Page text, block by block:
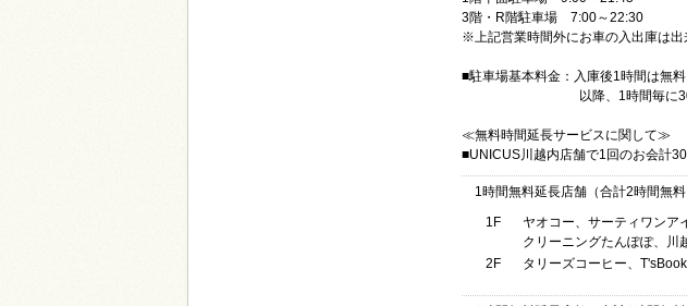
3階・R階駐車場 7:00～22:30
※上記営業時間外にお車の入出庫は出
■駐車場基本料金：入庫後1時間は無料
以降、1時間毎に300円の
≪無料時間延長サービスに関して≫
■UNICUS川越内店舗で1回のお会計
1時間無料延長店舗（合計2時間無料
1F
ヤオコー、サーティワンア
クリーニングたんぽぽ、川
2F
タリーズコーヒー、